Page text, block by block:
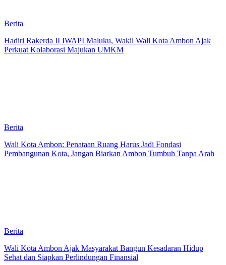
Berita
Hadiri Rakerda II IWAPI Maluku, Wakil Wali Kota Ambon Ajak
Perkuat Kolaborasi Majukan UMKM
Berita
Wali Kota Ambon: Penataan Ruang Harus Jadi Fondasi
Pembangunan Kota, Jangan Biarkan Ambon Tumbuh Tanpa Arah
Berita
Wali Kota Ambon Ajak Masyarakat Bangun Kesadaran Hidup
Sehat dan Siapkan Perlindungan Finansial